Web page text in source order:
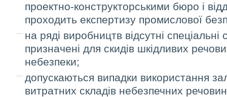
проектно-конструкторськими бюро і
проходить експертизу промислової
на ряді виробництв відсутні спеціальні
призначені для скидів шкідливих
небезпеки;
допускаються випадки використання
витратних складів небезпечних